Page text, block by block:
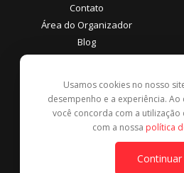
Contato
Área do Organizador
Blog
Área do Participante
Central de Ajuda
Denunciar este evento
Usamos cookies no nosso
desempenho e a experiência.
você concorda com a utilização
com a nossa política
Continuar